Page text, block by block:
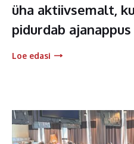
üha aktiivsemalt,
pidurdab ajanappus
Loe edasi